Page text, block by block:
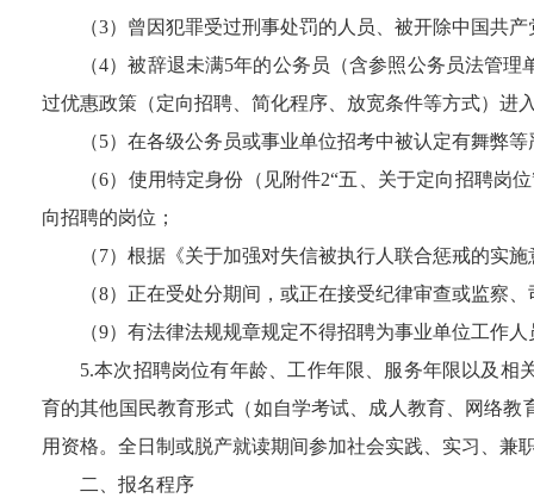
（3）曾因犯罪受过刑事处罚的人员 、被开除中国共
（4）被辞退未满5年的公务员（含参照公务员法管理
过优惠政策 （定向招聘、简化程序、放宽条件等方式） 进
（5）在各级公务员或事业单位招考中被认定有舞弊
（6） 使用特定身份（见附件2“五、关于定向招聘岗位
向招聘的岗位；
（7） 根据《关于加强对失信被执行人联合惩戒的实
（8）正在受处分期间，或正在接受纪律审查或监察
（9）有法律法规规章规定不得招聘为事业单位工作
5.本次招聘岗位有年龄、工作年限、服务年限以及相
育的其他国民教育形式（如自学考试、成人教育、网络教
用资格。全日制或脱产就读期间参加社会实践、实习、
二、报名程序